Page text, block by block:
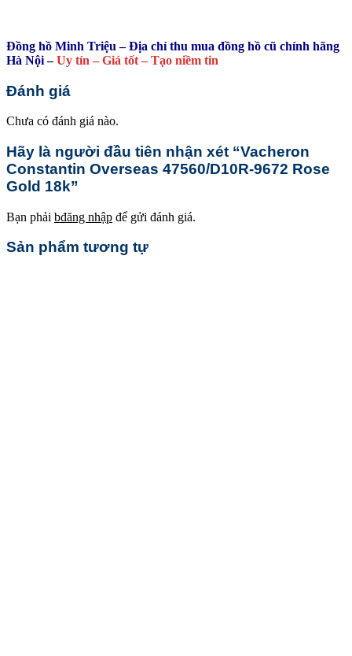
Đồng hồ Minh Triệu – Địa chỉ thu mua đồng hồ cũ chính hãng
Hà Nội–Uy tín – Giá tốt – Tạo niềm tin
Đánh giá
Chưa có đánh giá nào.
Hãy là người đầu tiên nhận xét “Vacheron
Constantin Overseas 47560/D10R‑9672 Rose
Gold 18k”
Bạn phải bđăng nhập để gửi đánh giá.
Sản phẩm tương tự